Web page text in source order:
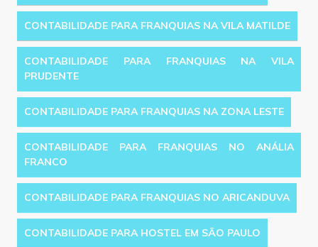
CONTABILIDADE PARA FRANQUIAS NA VILA MATILDE
CONTABILIDADE PARA FRANQUIAS NA VILA
PRUDENTE
CONTABILIDADE PARA FRANQUIAS NA ZONA LESTE
CONTABILIDADE PARA FRANQUIAS NO ANÁLIA
FRANCO
CONTABILIDADE PARA FRANQUIAS NO ARICANDUVA
CONTABILIDADE PARA HOSTEL EM SÃO PAULO